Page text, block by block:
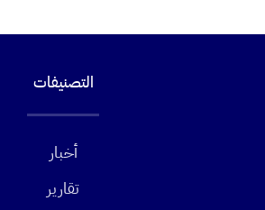
التصنيفات
أخبار
تقارير